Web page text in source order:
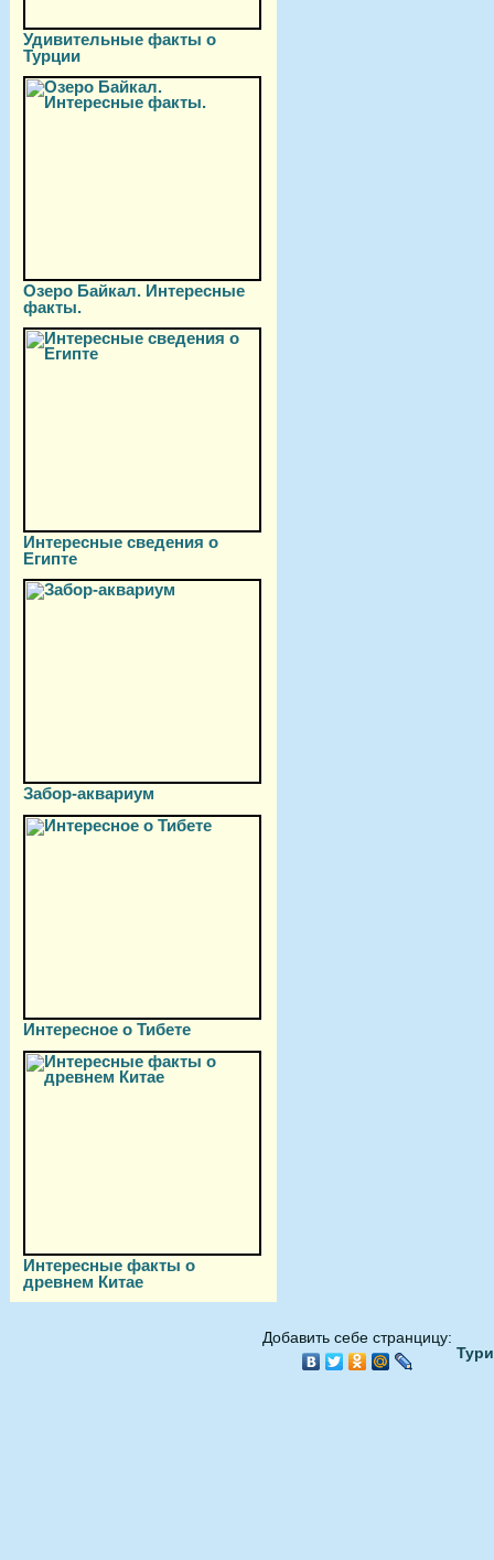
Удивительные факты о
Турции
Озеро Байкал. Интересные
факты.
Интересные сведения о
Египте
Забор-аквариум
Интересное о Тибете
Интересные факты о
древнем Китае
Добавить себе странцицу: